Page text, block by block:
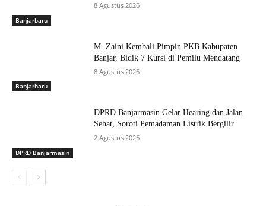
Banjarbaru
8 Agustus 2026
Banjarbaru
M. Zaini Kembali Pimpin PKB Kabupaten
Banjar, Bidik 7 Kursi di Pemilu Mendatang
8 Agustus 2026
DPRD Banjarmasin
DPRD Banjarmasin Gelar Hearing dan Jalan
Sehat, Soroti Pemadaman Listrik Bergilir
2 Agustus 2026